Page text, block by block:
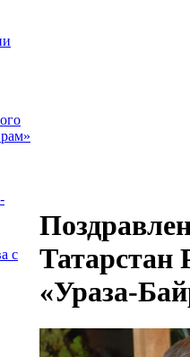
с
Татарстан
«Ураза-